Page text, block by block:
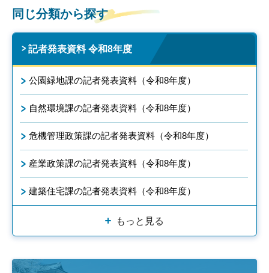
同じ分類から探す
記者発表資料 令和8年度
公園緑地課の記者発表資料（令和8年度）
自然環境課の記者発表資料（令和8年度）
危機管理政策課の記者発表資料（令和8年度）
産業政策課の記者発表資料（令和8年度）
建築住宅課の記者発表資料（令和8年度）
もっと見る